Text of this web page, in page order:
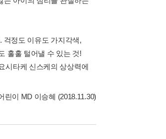
걱정도 이유도 가지각색,
훌훌 털어낼 수 있는 것!
시타케 신스케의 상상력에
린이 MD 이승혜 (2018.11.30)